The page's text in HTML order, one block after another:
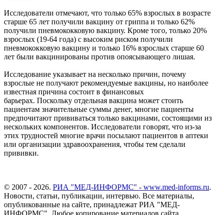
Исследователи отмечают, что только 65% взрослых в возрасте
старше 65 лет получили вакцину от гриппа и только 62%
получили пневмококковую вакцину. Кроме того, только 20%
взрослых (19-64 года) с высоким риском получили
пневмококковую вакцину и только 16% взрослых старше 60
лет были вакцинированы против опоясывающего лишая.
Исследование указывает на несколько причин, почему
взрослые не получают рекомендуемые вакцины, но наиболее
известная причина состоит в финансовых
барьерах. Поскольку отдельная вакцина может стоить
пациентам значительные суммы денег, многие пациенты
предпочитают прививаться только вакцинами, состоящими из
нескольких компонентов. Исследователи говорят, что из-за
этих трудностей многие врачи посылают пациентов в аптеки
или организации здравоохранения, чтобы тем сделали
прививки.
© 2007 - 2026. РИА "МЕД-ИНФОРМС" - www.med-informs.ru.
Новости, статьи, публикации, интервью. Все материалы,
опубликованные на сайте, принадлежат РИА "МЕД-
ИНФОРМС". Любое копирование материалов сайта